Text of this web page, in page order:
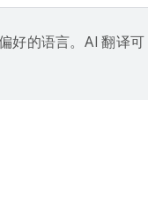
好的语言。AI 翻译可